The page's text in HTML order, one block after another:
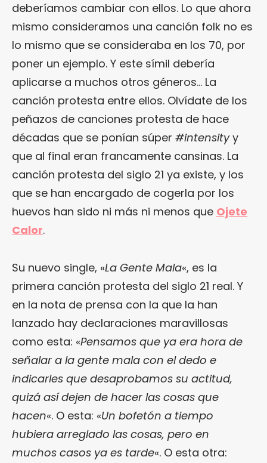
deberíamos cambiar con ellos. Lo que ahora
mismo consideramos una canción folk no es
lo mismo que se consideraba en los 70, por
poner un ejemplo. Y este símil debería
aplicarse a muchos otros géneros… La
canción protesta entre ellos. Olvídate de los
peñazos de canciones protesta de hace
décadas que se ponían súper #intensityy
que al final eran francamente cansinas. La
canción protesta del siglo 21 ya existe, y los
que se han encargado de cogerla por los
huevos han sido ni más ni menos que Ojete
Calor.
Su nuevo single, «La Gente Mala«, es la
primera canción protesta del siglo 21 real. Y
en la nota de prensa con la que la han
lanzado hay declaraciones maravillosas
como esta: «Pensamos que ya era hora de
señalar a la gente mala con el dedo e
indicarles que desaprobamos su actitud,
quizá así dejen de hacer las cosas que
hacen«. O esta: «Un bofetón a tiempo
hubiera arreglado las cosas, pero en
muchos casos ya es tarde«. O esta otra: